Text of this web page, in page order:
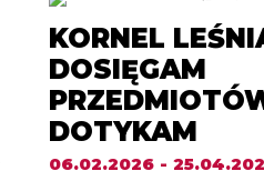
KORNEL
DOSIĘGAM
DOTYKAM
06.02.2026 -